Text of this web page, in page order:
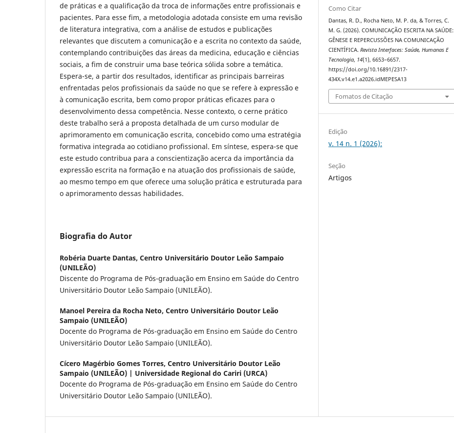
de práticas e a qualificação da troca de informações entre profissionais e
pacientes. Para esse fim, a metodologia adotada consiste em uma revisão
de literatura integrativa, com a análise de estudos e publicações
relevantes que discutem a comunicação e a escrita no contexto da saúde,
contemplando contribuições das áreas da medicina, educação e ciências
sociais, a fim de construir uma base teórica sólida sobre a temática.
Espera-se, a partir dos resultados, identificar as principais barreiras
enfrentadas pelos profissionais da saúde no que se refere à expressão e
à comunicação escrita, bem como propor práticas eficazes para o
desenvolvimento dessa competência. Nesse contexto, o cerne prático
deste trabalho será a proposta detalhada de um curso modular de
aprimoramento em comunicação escrita, concebido como uma estratégia
formativa integrada ao cotidiano profissional. Em síntese, espera-se que
este estudo contribua para a conscientização acerca da importância da
expressão escrita na formação e na atuação dos profissionais de saúde,
ao mesmo tempo em que oferece uma solução prática e estruturada para
o aprimoramento dessas habilidades.
Biografia do Autor
Robéria Duarte Dantas, Centro Universitário Doutor Leão Sampaio
(UNILEÃO)
Discente do Programa de Pós-graduação em Ensino em Saúde do Centro
Universitário Doutor Leão Sampaio (UNILEÃO).
Manoel Pereira da Rocha Neto, Centro Universitário Doutor Leão
Sampaio (UNILEÃO)
Docente do Programa de Pós-graduação em Ensino em Saúde do Centro
Universitário Doutor Leão Sampaio (UNILEÃO).
Cícero Magérbio Gomes Torres, Centro Universitário Doutor Leão
Sampaio (UNILEÃO) | Universidade Regional do Cariri (URCA)
Docente do Programa de Pós-graduação em Ensino em Saúde do Centro
Universitário Doutor Leão Sampaio (UNILEÃO).
Como Citar
Dantas, R. D., Rocha Neto, M. P. da, & Torres, C.
M. G. (2026). COMUNICAÇÃO ESCRITA NA SAÚDE:
GÊNESE E REPERCUSSÕES NA COMUNICAÇÃO
CIENTÍFICA.Revista Interfaces: Saúde, Humanas E
Tecnologia, 14(1), 6653–6657.
https://doi.org/10.16891/2317-
434X.v14.e1.a2026.idMEPESA13
Fomatos de Citação
Edição
v. 14 n. 1 (2026):
Seção
Artigos